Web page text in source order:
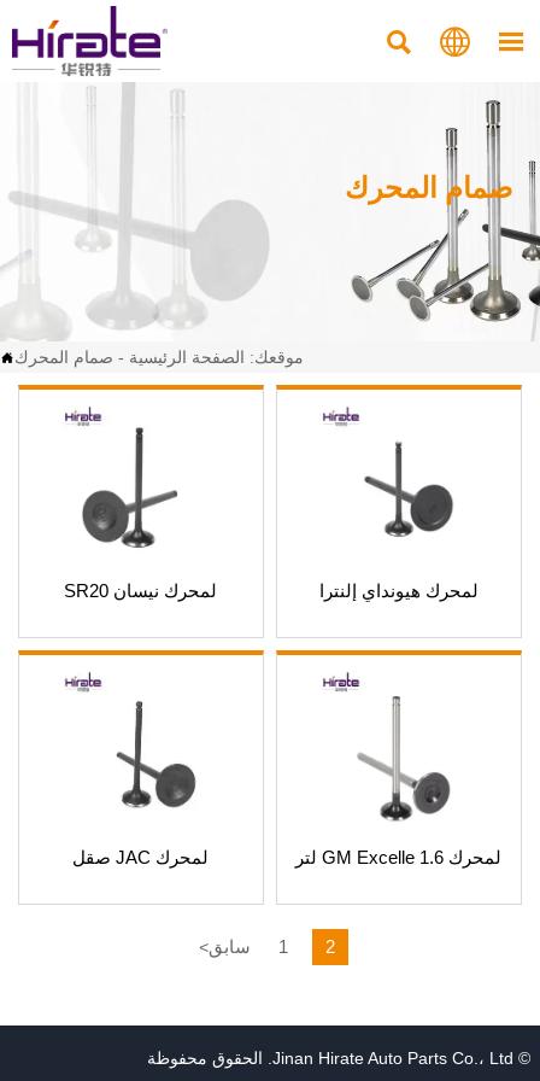
  
صمام المحرك
 موقعك: الصفحة الرئيسية - صمام المحرك
لمحرك نيسان SR20 لمحرك هيونداي إلنترا
لمحرك JAC صقل لمحرك GM Excelle 1.6 لتر
<سابق 1 2
© Jinan Hirate Auto Parts Co.، Ltd. الحقوق محفوظة